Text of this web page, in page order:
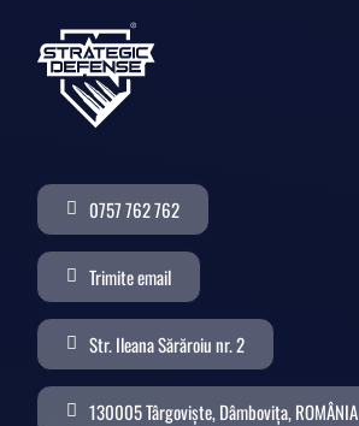
0757 762 762
Trimite email
Str. Ileana Sărăroiu nr. 2
130005 Târgoviște, Dâmbovița, ROMÂNIA